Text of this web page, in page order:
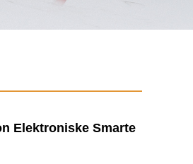
Elektroniske Smarte